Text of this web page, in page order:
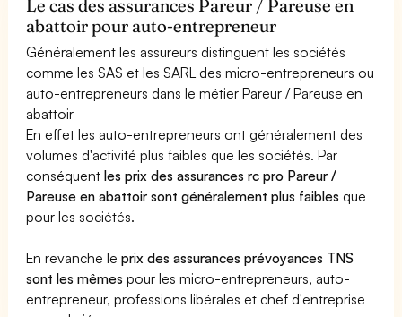
Le cas des assurances Pareur / Pareuse en
abattoir pour auto-entrepreneur
Généralement les assureurs distinguent les sociétés
comme les SAS et les SARL des micro-entrepreneurs ou
auto-entrepreneurs dans le métier Pareur / Pareuse en
abattoir
En effet les auto-entrepreneurs ont généralement des
volumes d'activité plus faibles que les sociétés. Par
conséquentles prix des assurances rc pro Pareur /
Pareuse en abattoir sont généralement plus faibles que
pour les sociétés.
En revanche leprix des assurances prévoyances TNS
sont les mêmes pour les micro-entrepreneurs, auto-
entrepreneur, professions libérales et chef d'entreprise